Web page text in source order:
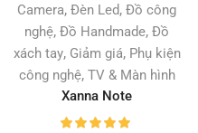
Camera, Đèn Led, Đồ công
nghệ, Đồ Handmade, Đồ
xách tay, Giảm giá, Phụ kiện
công nghệ, TV & Màn hình
Xanna Note